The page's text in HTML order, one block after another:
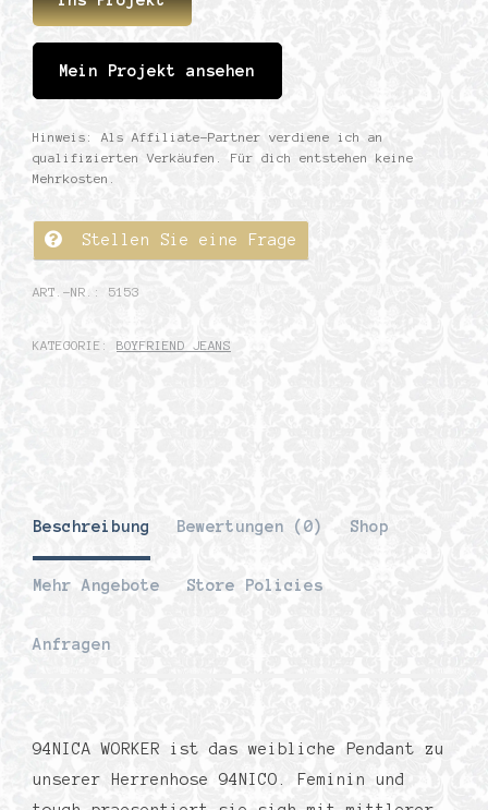
Mein Projekt ansehen
Hinweis: Als Affiliate-Partner verdiene ich an
qualifizierten Verkäufen. Für dich entstehen keine
Mehrkosten.
Stellen Sie eine Frage
ART.-NR.: 5153
KATEGORIE: BOYFRIEND JEANS
Beschreibung Bewertungen (0) Shop
Mehr Angebote Store Policies
Anfragen
94NICA WORKER ist das weibliche Pendant zu
unserer Herrenhose 94NICO. Feminin und